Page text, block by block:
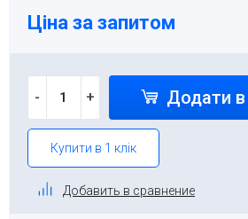
Ціна за запитом
- + Додати
Купити в 1 клік
Добавить в сравнение